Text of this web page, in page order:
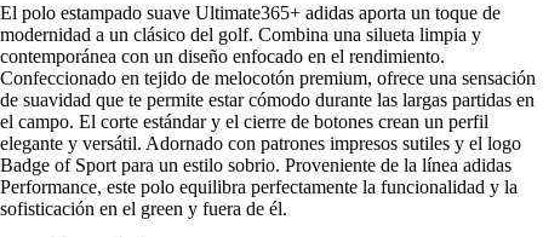
El polo estampado suave Ultimate365+ adidas aporta un toque de
modernidad a un clásico del golf. Combina una silueta limpia y
contemporánea con un diseño enfocado en el rendimiento.
Confeccionado en tejido de melocotón premium, ofrece una sensación
de suavidad que te permite estar cómodo durante las largas partidas en
el campo. El corte estándar y el cierre de botones crean un perfil
elegante y versátil. Adornado con patrones impresos sutiles y el logo
Badge of Sport para un estilo sobrio. Proveniente de la línea adidas
Performance, este polo equilibra perfectamente la funcionalidad y la
sofisticación en el green y fuera de él.